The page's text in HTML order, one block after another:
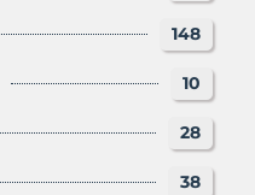
148
10
28
38